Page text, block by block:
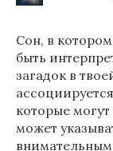
Сон, в
быть
загадок в
которые
может